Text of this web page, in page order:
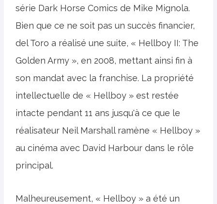
série Dark Horse Comics de Mike Mignola.
Bien que ce ne soit pas un succès financier,
del Toro a réalisé une suite, « Hellboy II: The
Golden Army », en 2008, mettant ainsi fin à
son mandat avec la franchise. La propriété
intellectuelle de « Hellboy » est restée
intacte pendant 11 ans jusqu'à ce que le
réalisateur Neil Marshall ramène « Hellboy »
au cinéma avec David Harbour dans le rôle
principal.
Malheureusement, « Hellboy » a été un